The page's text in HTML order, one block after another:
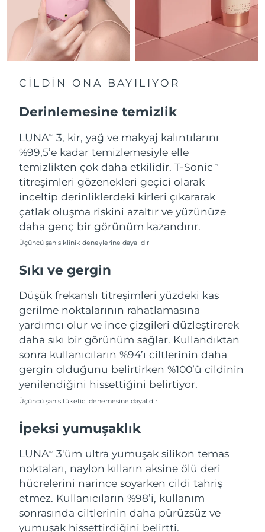
CİLDİN ONA BAYILIYOR
Derinlemesine temizlik
LUNATM
3, kir, yağ ve makyaj kalıntılarını
%99,5’e kadar temizlemesiyle elle
temizlikten çok daha etkilidir. T-SonicTM
titreşimleri gözenekleri geçici olarak
inceltip derinliklerdeki kirleri çıkararak
çatlak oluşma riskini azaltır ve yüzünüze
daha genç bir görünüm kazandırır.
Üçüncü şahıs klinik deneylerine dayalıdır
Sıkı ve gergin
Düşük frekanslı titreşimleri yüzdeki kas
gerilme noktalarının rahatlamasına
yardımcı olur ve ince çizgileri düzleştirerek
daha sıkı bir görünüm sağlar. Kullandıktan
sonra kullanıcıların %94’ı ciltlerinin daha
gergin olduğunu belirtirken %100’ü cildinin
yenilendiğini hissettiğini belirtiyor.
Üçüncü şahıs tüketici denemesine dayalıdır
İpeksi yumuşaklık
LUNATM
3'üm ultra yumuşak silikon temas
noktaları, naylon kılların aksine ölü deri
hücrelerini narince soyarken cildi tahriş
etmez. Kullanıcıların %98’i, kullanım
sonrasında ciltlerinin daha pürüzsüz ve
yumuşak hissettirdiğini belirtti.
Slovakya Tahmini teslim tarihi8/8/26
Slovenya Tahmini teslim tarihi8/8/26
Güney Afrika Tahmini teslim tarihi
Güney Kore Tahmini teslim tarihi
İspanya Tahmini teslim tarihi
İsveç Tahmini teslim tarihi
İsviçre Tahmini teslim tarihi
Tayvan Tahmini teslim tarihi
Tayland Tahmini teslim tarihi
Türkiye
Birleşik Arap
Emirlikleri
Tahmini teslim tarihi
Birleşik Krallık Tahmini teslim tarihi8/8/26
Amerika Birleşik
Devletleri
Vietnam